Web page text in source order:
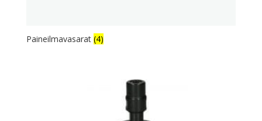
Paineilmavasarat (4)